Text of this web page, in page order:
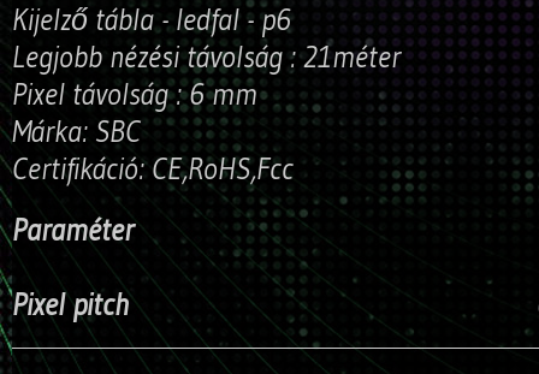
Kijelző tábla - ledfal - p6
Legjobb nézési távolság : 21méter
Pixel távolság : 6 mm
Márka: SBC
Certifikáció: CE,RoHS,Fcc
Paraméter
Pixel pitch